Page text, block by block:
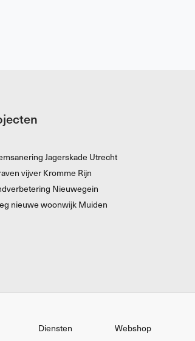
Jagerskade Utrecht
vijver Kromme Rijn
Nieuwegein
nieuwe woonwijk Muiden
Diensten Webshop